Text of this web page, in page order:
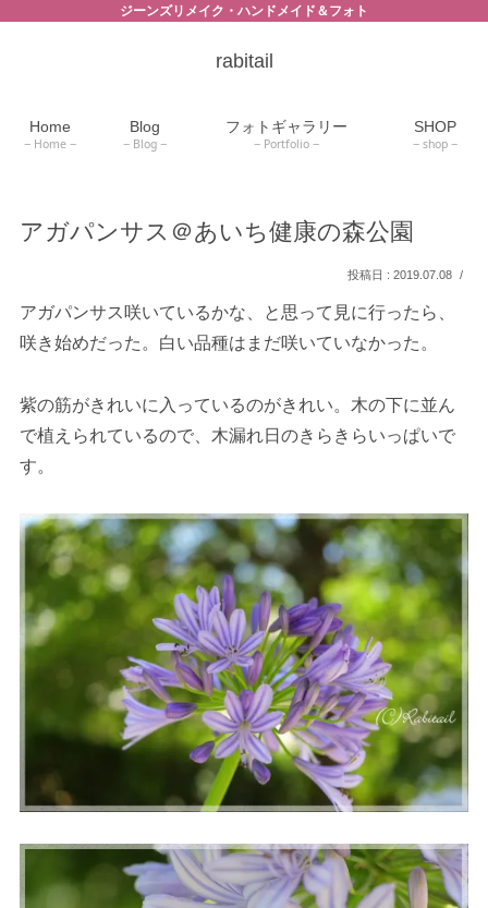
ジーンズリメイク・ハンドメイド＆フォト
rabitail
Home
Home
Blog
Blog
フォトギャラリー
Portfolio
SHOP
shop
アガパンサス＠あいち健康の森公園
2019.07.08
アガパンサス咲いているかな、と思って見に行ったら、
咲き始めだった。白い品種はまだ咲いていなかった。
紫の筋がきれいに入っているのがきれい。木の下に並ん
で植えられているので、木漏れ日のきらきらいっぱいで
す。